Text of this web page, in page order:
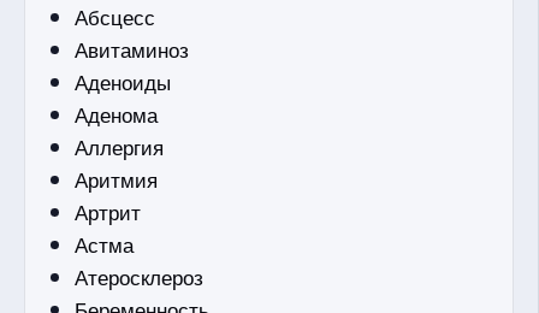
Абсцесс
Авитаминоз
Аденоиды
Аденома
Аллергия
Аритмия
Артрит
Астма
Атеросклероз